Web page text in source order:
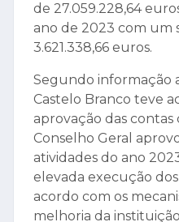
de 27.059.228,64
ano de 2023 com um
3.621.338,66 euros.
Segundo informação
Castelo Branco teve
aprovação das contas
Conselho Geral
atividades do ano
elevada execução
acordo com os
melhoria da